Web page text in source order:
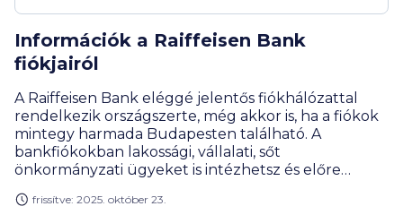
Információk a Raiffeisen Bank
fiókjairól
A Raiffeisen Bank eléggé jelentős fiókhálózattal
rendelkezik országszerte, még akkor is, ha a fiókok
mintegy harmada Budapesten található. A
bankfiókokban lakossági, vállalati, sőt
önkormányzati ügyeket is intézhetsz és előre
Mutatjuk, milyen szolgáltatásokat vehetsz igénybe
frissítve: 2025. október 23.